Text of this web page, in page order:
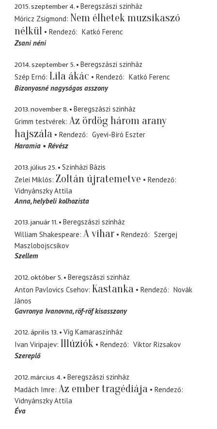
2015. szeptember 4.
Beregszászi szinház
Móricz Zsigmond Nem élhetek muzsikaszó
nélkül
Rendező
Katkó Ferenc
Zsani néni
2014. szeptember 5.
Beregszászi szinház
Szép Ernő Lila ákác Rendező
Katkó Ferenc
Bizonyosné nagyságos asszony
2013. november 8.
Beregszászi szinház
Grimm testvérek Az ördög három arany
hajszála
Rendező
Gyevi-Bíró Eszter
Haramia
Révész
2013. július 25.
Színházi Bázis
Zelei Miklós Zoltán újratemetve
Rendező
Vidnyánszky Attila
Anna helybeli kolhozista
2013. január 11.
Beregszászi szinház
William Shakespeare A vihar Rendező
Szergej
Maszlobojscsikov
Szellem
2012. október 5.
Beregszászi szinház
Anton Pavlovics Csehov Kastanka Rendező
Novák
János
Gavronya Ivanovna röf-röf kisasszony
2012. április 13.
Víg Kamaraszínház
Ivan Viripajev Illúziók Rendező
Viktor Rizsakov
Szereplő
2012. március 4.
Beregszászi szinház
Madách Imre Az ember tragédiája
Rendező
Vidnyánszky Attila
Éva